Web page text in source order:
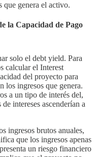
que genera el activo.
la Capacidad de Pago
solo el debt yield. Para
calcular el Interest
del proyecto para
los ingresos que genera.
a un tipo de interés del,
intereses ascenderían a
ingresos brutos anuales,
que los ingresos apenas
un riesgo financiero